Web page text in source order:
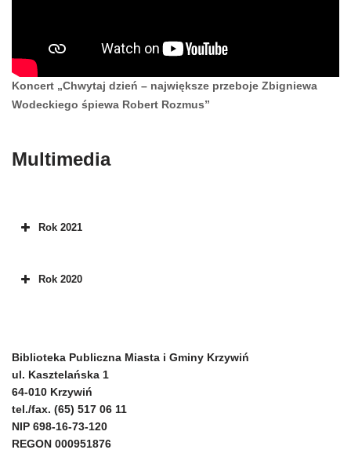
Koncert „Chwytaj dzień – największe przeboje Zbigniewa
Wodeckiego śpiewa Robert Rozmus”
Multimedia
Rok 2021
Rok 2020
Biblioteka Publiczna Miasta i Gminy Krzywiń
ul. Kasztelańska 1
64-010 Krzywiń
tel./fax. (65) 517 06 11
NIP 698-16-73-120
REGON 000951876